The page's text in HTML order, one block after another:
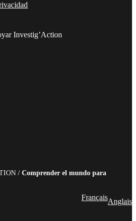
Investig’Action
/ Comprender el mundo para
FrançaisAnglais